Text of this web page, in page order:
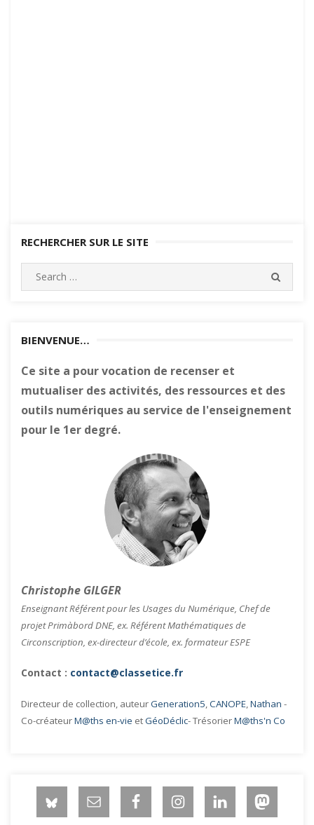
RECHERCHER SUR LE SITE
Search
for:
BIENVENUE…
Ce site a pour vocation de recenser et
mutualiser des activités, des ressources et des
outils numériques au service de l'enseignement
pour le 1er degré.
Christophe GILGER
Enseignant Référent pour les Usages du Numérique, Chef de
projet Primàbord DNE, ex. Référent Mathématiques de
Circonscription, ex-directeur d’école, ex. formateur ESPE
Contact : contact@classetice.fr
Directeur de collection, auteurGeneration5,CANOPE,Nathan -
Co-créateurM@ths en-vie etGéoDéclic- TrésorierM@ths'n Co